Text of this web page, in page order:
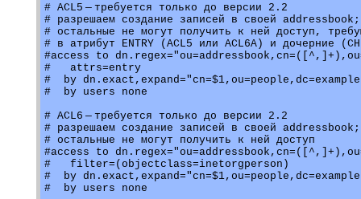
# ACL5 — требуется только до версии 2.2
# разрешаем создание записей в своей addressbook;
# остальные не могут получить к ней доступ,
# в атрибут ENTRY (ACL5 или ACL6A) и дочерние
#access to
#   attrs=entry
#  by
#  by users none
# ACL6 — требуется только до версии 2.2
# разрешаем создание записей в своей addressbook;
# остальные не могут получить к ней доступ
#access to
#   filter=(objectclass=inetorgperson)
#  by
#  by users none